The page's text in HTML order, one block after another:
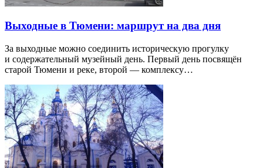
Выходные в Тюмени: маршрут на два дня
За выходные можно соединить историческую прогулку
и содержательный музейный день. Первый день посвящён
старой Тюмени и реке, второй — комплексу…